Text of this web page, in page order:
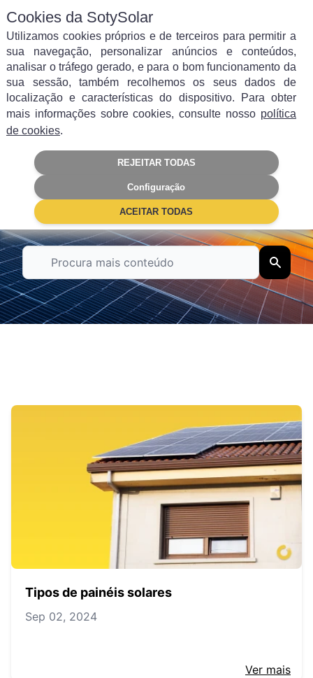
Filtrar por categoria
Autoconsumo
Painéis Solares Poupança
Subsídios Empresas
Tipos de painéis solares
Sep 02, 2024
Ver mais
Cookies da SotySolar
Utilizamos cookies próprios e de terceiros para permitir a
sua navegação, personalizar anúncios e conteúdos,
analisar o tráfego gerado, e para o bom funcionamento da
sua sessão, também recolhemos os seus dados de
localização e características do dispositivo. Para obter
mais informações sobre cookies, consulte nosso política
de cookies.
REJEITAR TODAS
Configuração
ACEITAR TODAS